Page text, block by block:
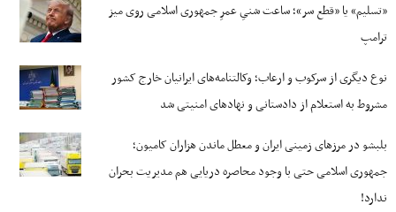
«تسلیم» یا «قطع سر»؛ ساعت شنیِ عمرِ جمهوری اسلامی روی میز
ترامپ
نوع دیگری از سرکوب و ارعاب؛ وکالتنامه‌های ایرانیان خارج کشور
مشروط به استعلام از دادستانی و نهادهای امنیتی شد
بلبشو در مرزهای زمینی ایران و معطل ماندن هزاران کامیون؛
جمهوری اسلامی حتی با وجود محاصره دریایی هم مدیریت بحران
ندارد!